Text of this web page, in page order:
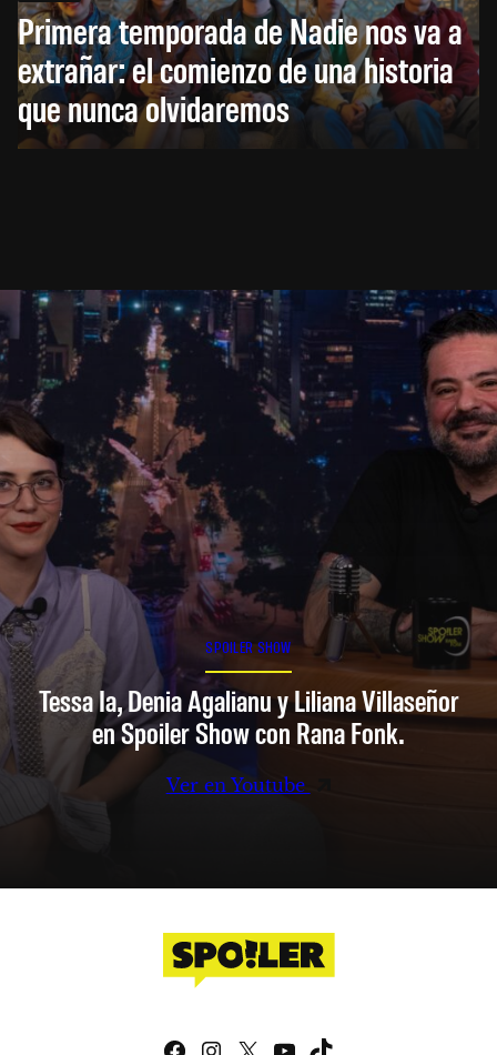
Primera temporada de Nadie nos va a
extrañar: el comienzo de una historia
que nunca olvidaremos
SPOILER SHOW
Tessa Ia, Denia Agalianu y Liliana Villaseñor
en Spoiler Show con Rana Fonk.
Ver en Youtube
Facebook
Instagram
X YouTube